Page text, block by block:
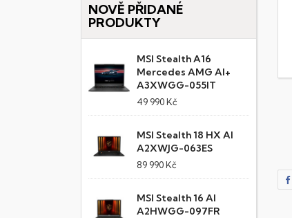
NOVĚ PŘIDANÉ
PRODUKTY
MSI Stealth A16
Mercedes AMG AI+
A3XWGG-055IT
49 990 Kč
MSI Stealth 18 HX AI
A2XWJG-063ES
89 990 Kč
MSI Stealth 16 AI
A2HWGG-097FR